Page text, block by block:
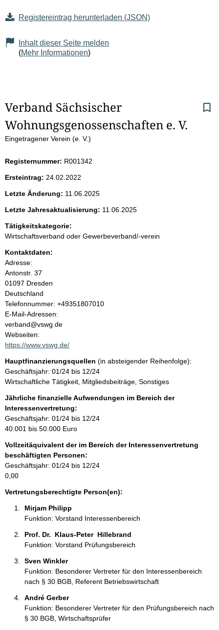
Registereintrag herunterladen (JSON)
Inhalt dieser Seite melden
(Mehr Informationen)
S
e
t
e
n
i
n
h
a
l
t
Verband Sächsischer
Wohnungsgenossenschaften e. V.
Eingetragener Verein (e. V.)
Registernummer: R001342
Ersteintrag: 24.02.2022
Letzte Änderung: 11.06.2025
Letzte Jahresaktualisierung: 11.06.2025
Tätigkeitskategorie:
Wirtschaftsverband oder Gewerbeverband/-verein
Kontaktdaten:
Adresse:
Antonstr. 37
01097 Dresden
Deutschland
K
o
n
t
a
t
i
n
f
o
r
m
t
i
o
n
e
Telefonnummer: +49351807010
E-Mail-Adressen:
verband@vswg.de
Webseiten:
https://www.vswg.de/
Hauptfinanzierungsquellen (in absteigender Reihenfolge):
Geschäftsjahr: 01/24 bis 12/24
Wirtschaftliche Tätigkeit, Mitgliedsbeiträge, Sonstiges
Jährliche finanzielle Aufwendungen im Bereich der
Interessenvertretung:
Geschäftsjahr: 01/24 bis 12/24
40.001 bis 50.000 Euro
Vollzeitäquivalent der im Bereich der Interessenvertretung
beschäftigten Personen:
Geschäftsjahr: 01/24 bis 12/24
0,00
Vertretungsberechtigte Person(en):
Mirjam Philipp
Funktion: Vorstand Interessenbereich
Prof. Dr.  Klaus-Peter  Hillebrand
Funktion: Vorstand Prüfungsbereich
Sven Winkler
Funktion: Besonderer Vertreter für den Interessenbereich
nach § 30 BGB, Referent Betriebswirtschaft
André Gerber
Funktion: Besonderer Vertreter für den Prüfungsbereich nach
§ 30 BGB, Wirtschaftsprüfer